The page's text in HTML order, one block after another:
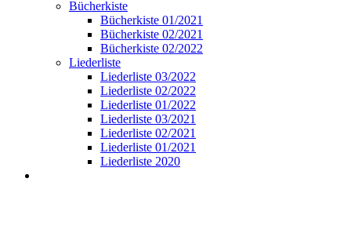
Bücherkiste
Bücherkiste 01/2021
Bücherkiste 02/2021
Bücherkiste 02/2022
Liederliste
Liederliste 03/2022
Liederliste 02/2022
Liederliste 01/2022
Liederliste 03/2021
Liederliste 02/2021
Liederliste 01/2021
Liederliste 2020